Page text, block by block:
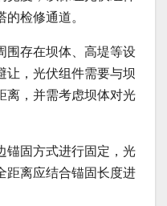
检修通道。
围存在坝体、高堤等设
让，光伏组件需要与坝
离，并需考虑坝体对光
锚固方式进行固定，光
距离应结合锚固长度进